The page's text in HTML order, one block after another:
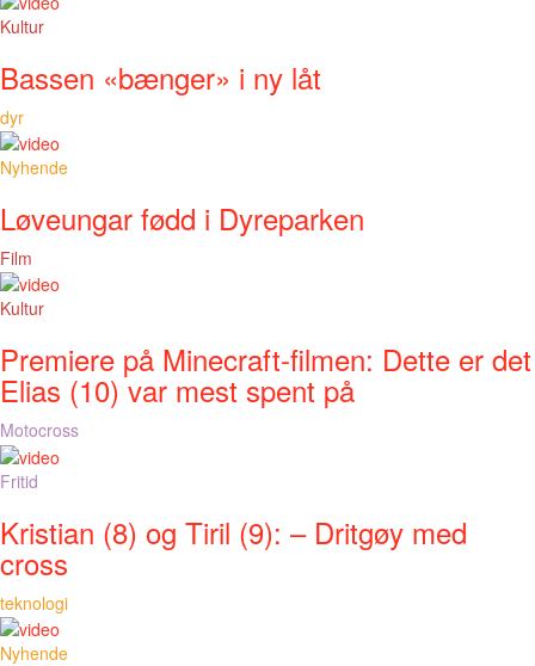
Kultur
Bassen «bænger» i ny låt
dyr
Nyhende
Løveungar fødd i Dyreparken
Film
Kultur
Premiere på Minecraft-filmen: Dette er det
Elias (10) var mest spent på
Motocross
Fritid
Kristian (8) og Tiril (9): – Dritgøy med
cross
teknologi
Nyhende